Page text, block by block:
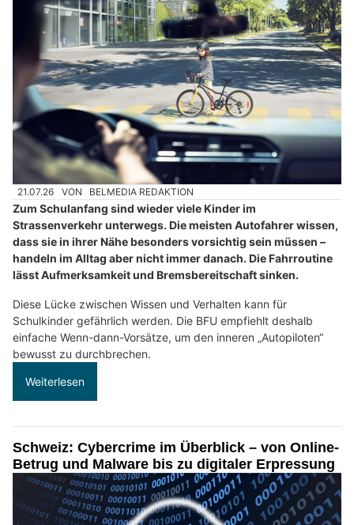
21.07.26 VON BELMEDIA REDAKTION
Zum Schulanfang sind wieder viele Kinder im
Strassenverkehr unterwegs. Die meisten Autofahrer wissen,
dass sie in ihrer Nähe besonders vorsichtig sein müssen –
handeln im Alltag aber nicht immer danach. Die Fahrroutine
lässt Aufmerksamkeit und Bremsbereitschaft sinken.
Diese Lücke zwischen Wissen und Verhalten kann für
Schulkinder gefährlich werden. Die BFU empfiehlt deshalb
einfache Wenn-dann-Vorsätze, um den inneren „Autopiloten“
bewusst zu durchbrechen.
Weiterlesen
Schweiz: Cybercrime im Überblick – von Online-
Betrug und Malware bis zu digitaler Erpressung